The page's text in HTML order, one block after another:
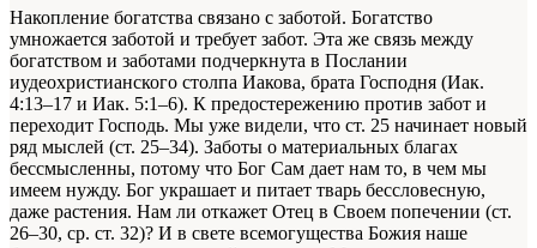
Накопление богатства связано с заботой. Богатство
умножается заботой и требует забот. Эта же связь между
богатством и заботами подчеркнута в Послании
иудеохристианского столпа Иакова, брата Господня (Иак.
4:13–17 и Иак. 5:1–6). К предостережению против забот и
переходит Господь. Мы уже видели, что ст. 25 начинает новый
ряд мыслей (ст. 25–34). Заботы о материальных благах
бессмысленны, потому что Бог Сам дает нам то, в чем мы
имеем нужду. Бог украшает и питает тварь бессловесную,
даже растения. Нам ли откажет Отец в Своем попечении (ст.
26–30, ср. ст. 32)? И в свете всемогущества Божия наше